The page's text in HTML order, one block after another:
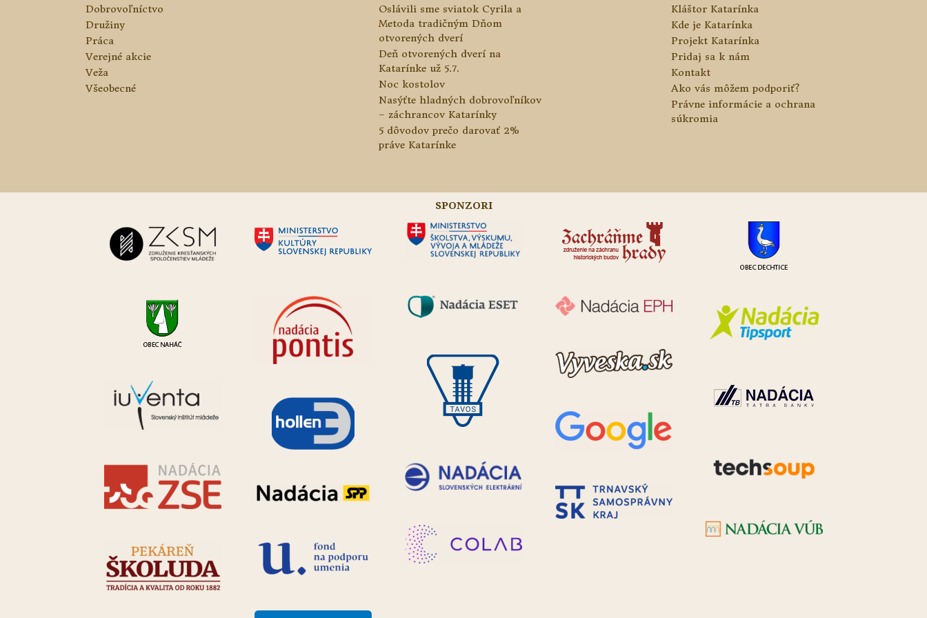
Dobrovoľníctvo
Družiny
Práca
Verejné akcie
Veža
Všeobecné
Oslávili sme sviatok Cyrila a
Metoda tradičným Dňom
otvorených dverí
Deň otvorených dverí na
Katarínke už 5.7.
Noc kostolov
Nasýťte hladných dobrovoľníkov
– záchrancov Katarínky
5 dôvodov prečo darovať 2%
práve Katarínke
Kláštor Katarínka
Kde je Katarínka
Projekt Katarínka
Pridaj sa k nám
Kontakt
Ako vás môžem podporiť?
Právne informácie a ochrana
súkromia
SPONZORI